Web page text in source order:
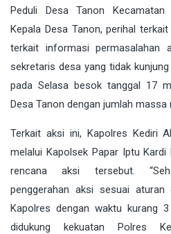
Peduli Desa Tanon Kecamatan
Kepala Desa Tanon, perihal
terkait informasi permasalahan
sekretaris desa yang tidak
pada Selasa besok tanggal 17
Desa Tanon dengan jumlah massa
Terkait aksi ini, Kapolres Kediri
melalui Kapolsek Papar Iptu
rencana aksi tersebut.
penggerahan aksi sesuai aturan
Kapolres dengan waktu kurang
didukung kekuatan Polres